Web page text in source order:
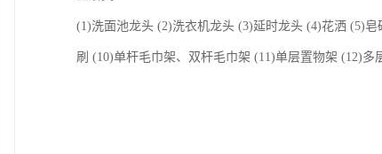
(1)洗面池龙头 (2)洗衣机龙头 (3)延时龙头 (4)花洒 (5)
刷 (10)单杆毛巾架、双杆毛巾架 (11)单层置物架 (12)